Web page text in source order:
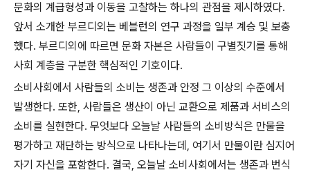
문화의 계급형성과 이동을 고찰하는 하나의 관점을 제시하였다.
앞서 소개한 부르디외는 베블런의 연구 과정을 일부 계승 및 보충
했다. 부르디외에 따르면 문화 자본은 사람들이 구별짓기를 통해
사회 계층을 구분한 핵심적인 기호이다.
소비사회에서 사람들의 소비는 생존과 안정 그 이상의 수준에서
발생한다. 또한, 사람들은 생산이 아닌 교환으로 제품과 서비스의
소비를 실현한다. 무엇보다 오늘날 사람들의 소비방식은 만물을
평가하고 재단하는 방식으로 나타나는데, 여기서 만물이란 심지어
자기 자신을 포함한다. 결국, 오늘날 소비사회에서는 생존과 번식